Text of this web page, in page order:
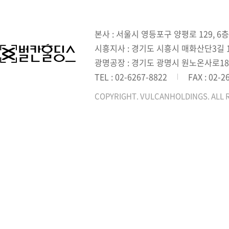
본사 : 서울시 영등포구 양평로 129, 6층
시흥지사 : 경기도 시흥시 매화산단3
광명공장 : 경기도 광명시 원노온사로18
TEL : 02-6267-8822
FAX : 02-
COPYRIGHT. VULCANHOLDINGS. ALL